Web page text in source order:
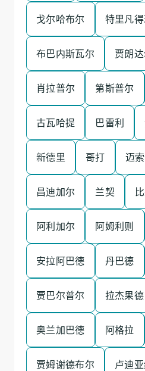
戈尔哈布尔 特里凡
布巴内斯瓦尔 贾朗
肖拉普尔 第斯普尔
古瓦哈提 巴雷利
新德里 哥打 迈
昌迪加尔 兰契
阿利加尔 阿姆利则
安拉阿巴德 丹巴德
贾巴尔普尔 拉杰果德
奥兰加巴德 阿格拉
贾姆谢德布尔 卢迪